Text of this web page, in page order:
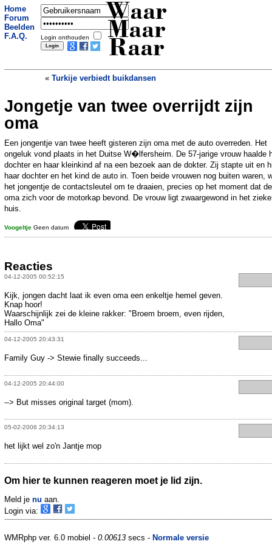
Home
Forum
Beelden
F.A.Q.
Login onthouden
Waar
Maar
Raar
« Turkije verbiedt buikdansen
Jongetje van twee overrijdt zijn
oma
Een jongentje van twee heeft gisteren zijn oma met de auto overreden. Het
ongeluk vond plaats in het Duitse W�lfersheim. De 57-jarige vrouw haalde
dochter en haar kleinkind af na een bezoek aan de dokter. Zij stapte uit en
haar dochter en het kind de auto in. Toen beide vrouwen nog buiten waren,
het jongentje de contactsleutel om te draaien, precies op het moment dat de
oma zich voor de motorkap bevond. De vrouw ligt zwaargewond in het
huis.
Voogeltje Geen datum
Reacties
04-12-2005 00:52:15
Kijk, jongen dacht laat ik even oma een enkeltje hemel geven.
Knap hoor!
Waarschijnlijk zei de kleine rakker: "Broem broem, even rijden,
Hallo Oma"
04-12-2005 20:43:31
Family Guy -> Stewie finally succeeds...
04-12-2005 20:44:00
--> But misses original target (mom).
05-02-2006 20:34:13
het lijkt wel zo'n Jantje mop
Om hier te kunnen reageren moet je lid zijn.
Meld je nu aan.
Login via:
WMRphp ver. 6.0 mobiel - 0.00613 secs - Normale versie